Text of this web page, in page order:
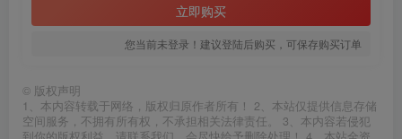
立即购买
您当前未登录！建议登陆后购买，可保存购买订单
© 版权声明
1、本内容转载于网络，版权归原作者所有！ 2、本站仅提供信息存储
空间服务，不拥有所有权，不承担相关法律责任。 3、本内容若侵犯